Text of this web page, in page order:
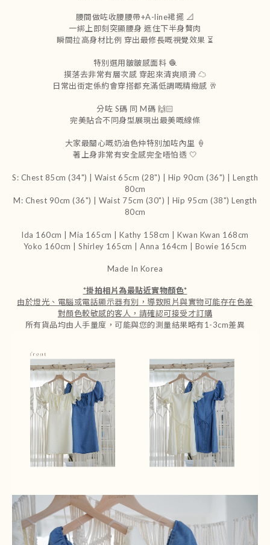
腰間做咗收腰腰帶+A-line裙擺 📐
一綁上即刻突顯腰身 遮住下半身贅肉
瞬間拉高身材比例 穿出最修長嘅視覺效果 ⏳
特別選用皺皺感面料 🧶
摸落去非常有層次感 穿起來清爽順滑 ☁️
日常出街定係約會穿搭都充滿低調嘅精緻感 🥂
分咗 S碼 同 M碼 🙌🏻
完美貼合不同身型展現出最美嘅線條
大家最關心嘅奶油色仲特別加咗內里 🍦
著上身非常有安全感完全唔怕透 🤍
S: Chest 85cm (34") | Waist 65cm (28") | Hip 90cm (36") | Length
80cm
M: Chest 90cm (36") | Waist 75cm (30") | Hip 95cm (38") Length
80cm
Ida 160cm | Mia 165cm | Kathy 158cm |Kwan Kwan 168cm
Yoko 160cm | Shirley 165cm
| Anna 164cm | Bowie 165cm
Made In Korea
*掛拍相片為最貼近實物顏色*
由於燈光、電腦或電話顯示器有別，導致照片與實物可能存在色差
對顏色較敏感的客人，請確認可接受才訂購
所有貨品均由人手量度，可能與您的測量結果略有1-3cm差異